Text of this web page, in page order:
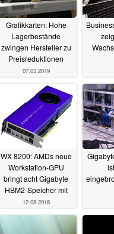
Grafikkarten: Hohe
Lagerbestände
zwingen Hersteller zu
Preisreduktionen
07.03.2019
WX 8200: AMDs neue
Workstation-GPU
bringt acht Gigabyte
HBM2-Speicher mit
12.08.2018